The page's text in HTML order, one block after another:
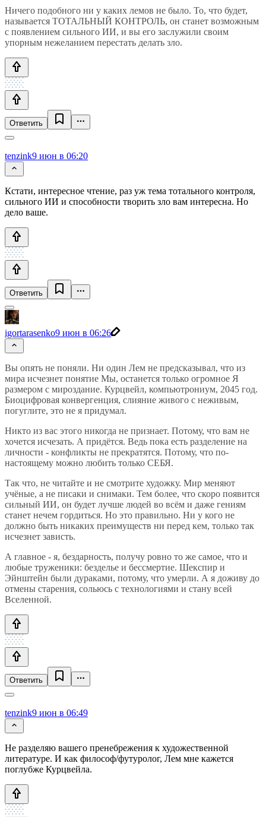
Ничего подобного ни у каких лемов не было. То, что будет,
называется ТОТАЛЬНЫЙ КОНТРОЛЬ, он станет возможным
с появлением сильного ИИ, и вы его заслужили своим
упорным нежеланием перестать делать зло.
Ответить
tenzink9 июн в 06:20
Кстати, интересное чтение, раз уж тема тотального контроля,
сильного ИИ и способности творить зло вам интересна. Но
дело ваше.
Ответить
igortarasenko9 июн в 06:26
Вы опять не поняли. Ни один Лем не предсказывал, что из
мира исчезнет понятие Мы, останется только огромное Я
размером с мироздание. Курцвейл, компьютрониум, 2045 год.
Биоцифровая конвергенция, слияние живого с неживым,
погуглите, это не я придумал.
Никто из вас этого никогда не признает. Потому, что вам не
хочется исчезать. А придётся. Ведь пока есть разделение на
личности - конфликты не прекратятся. Потому, что по-
настоящему можно любить только СЕБЯ.
Так что, не читайте и не смотрите художку. Мир меняют
учёные, а не писаки и снимаки. Тем более, что скоро появится
сильный ИИ, он будет лучше людей во всём и даже гениям
станет нечем гордиться. Но это правильно. Ни у кого не
должно быть никаких преимуществ ни перед кем, только так
исчезнет зависть.
А главное - я, бездарность, получу ровно то же самое, что и
любые труженики: безделье и бессмертие. Шекспир и
Эйнштейн были дураками, потому, что умерли. А я доживу до
отмены старения, сольюсь с технологиями и стану всей
Вселенной.
Ответить
tenzink9 июн в 06:49
Не разделяю вашего пренебрежения к художественной
литературе. И как философ/футуролог, Лем мне кажется
поглубже Курцвейла.